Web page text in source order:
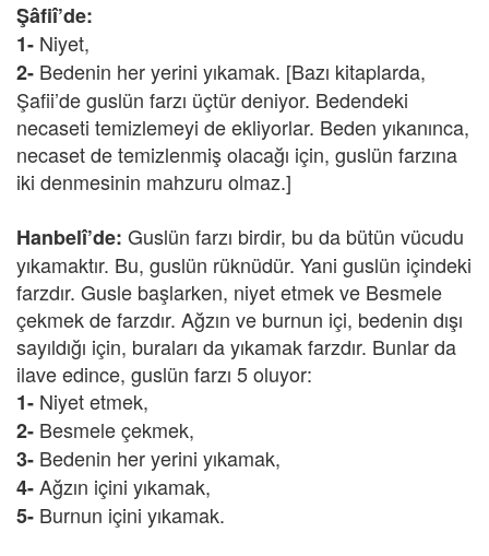
Şâfiî’de:
1- Niyet,
2- Bedenin her yerini yıkamak. [Bazı kitaplarda,
Şafii’de guslün farzı üçtür deniyor. Bedendeki
necaseti temizlemeyi de ekliyorlar. Beden yıkanınca,
necaset de temizlenmiş olacağı için, guslün farzına
iki denmesinin mahzuru olmaz.]
Hanbelî’de: Guslün farzı birdir, bu da bütün vücudu
yıkamaktır. Bu, guslün rüknüdür. Yani guslün içindeki
farzdır. Gusle başlarken, niyet etmek ve Besmele
çekmek de farzdır. Ağzın ve burnun içi, bedenin dışı
sayıldığı için, buraları da yıkamak farzdır. Bunlar da
ilave edince, guslün farzı 5 oluyor:
1- Niyet etmek,
2- Besmele çekmek,
3- Bedenin her yerini yıkamak,
4-Ağzın içini yıkamak,
5- Burnun içini yıkamak.